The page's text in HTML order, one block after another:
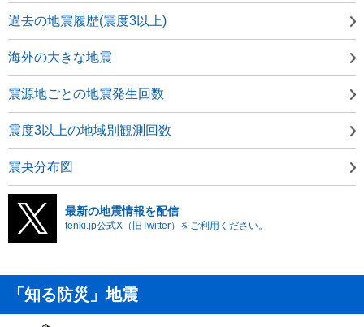
過去の地震履歴(震度3以上)
海外の大きな地震
震源地ごとの地震発生回数
震度3以上の地域別観測回数
震央分布図
最新の地震情報を配信
tenki.jp公式X（旧Twitter）をご利用ください。
「知る防災」地震